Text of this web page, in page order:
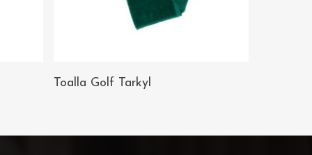
AÑADIR AL
CARRITO
Toalla Golf Tarkyl